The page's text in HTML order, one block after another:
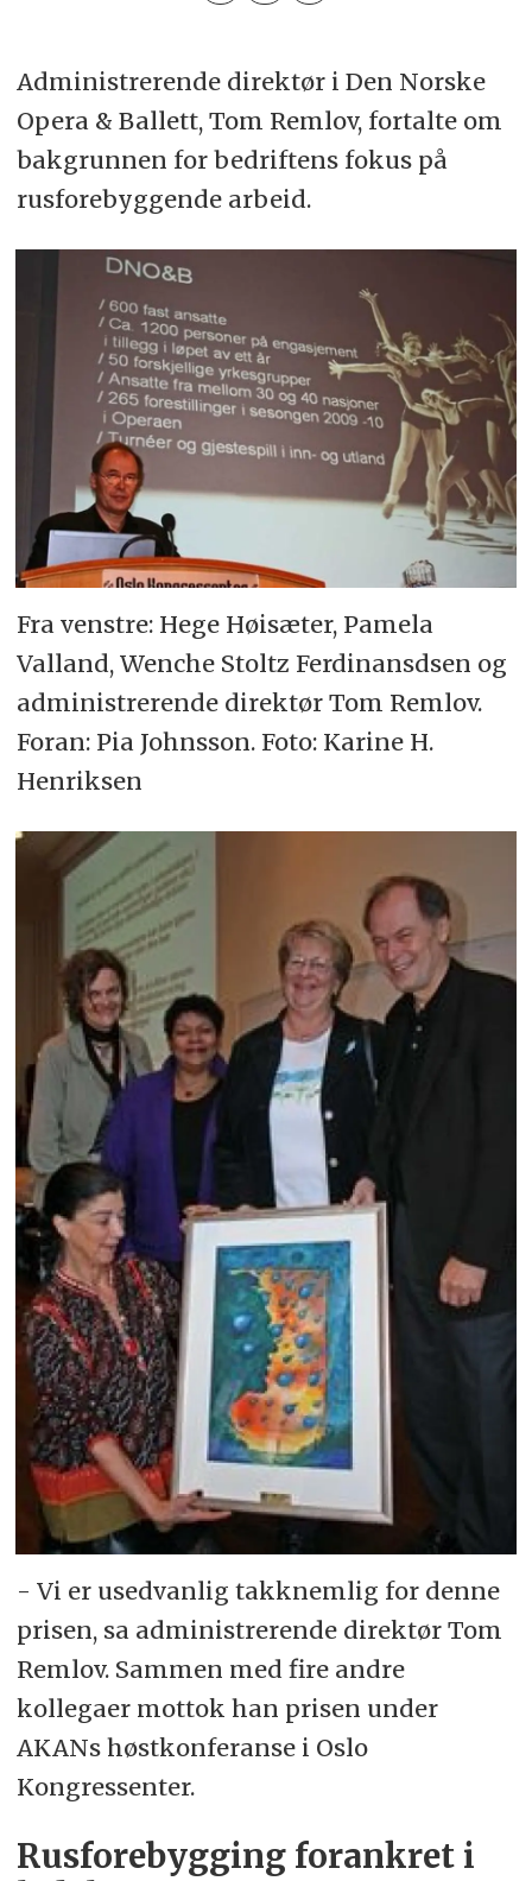
Administrerende direktør i Den Norske
Opera & Ballett, Tom Remlov, fortalte om
bakgrunnen for bedriftens fokus på
rusforebyggende arbeid.
Fra venstre: Hege Høisæter, Pamela
Valland, Wenche Stoltz Ferdinansdsen og
administrerende direktør Tom Remlov.
Foran: Pia Johnsson. Foto: Karine H.
Henriksen
- Vi er usedvanlig takknemlig for denne
prisen, sa administrerende direktør Tom
Remlov. Sammen med fire andre
kollegaer mottok han prisen under
AKANs høstkonferanse i Oslo
Kongressenter.
Rusforebygging forankret i